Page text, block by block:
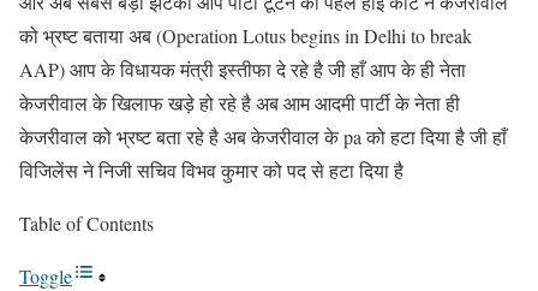
को भ्रष्ट बताया अब (Operation Lotus begins in Delhi to break
AAP) आप के विधायक मंत्री इस्तीफा दे रहे है जी हाँ आप के ही नेता
केजरीवाल के खिलाफ खड़े हो रहे है अब आम आदमी पार्टी के नेता ही
केजरीवाल को भ्रष्ट बता रहे है अब केजरीवाल के pa को हटा दिया है जी हाँ
विजिलेंस ने निजी सचिव विभव कुमार को पद से हटा दिया है
Table of Contents
Toggle